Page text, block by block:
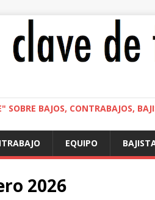
SOBRE BAJOS, CONTRABAJOS,
EQUIPO
2026